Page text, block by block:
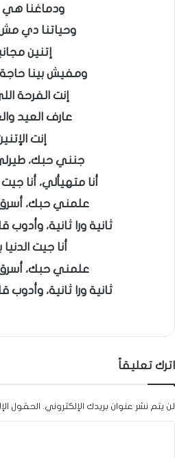
ودماغنا
وحياتنا دي
إتنين
ومفيش بينا
إنت الفرحة
عارف العيد
إنت
جنني حبك،
أنا متهيألي، أنا
علمني حبك، أسرق
ثانية ورا ثانية،
أنا جيت
علمني حبك، أسرق
ثانية ورا ثانية،
اترك تعليقاً
لن يتم نشر عنوان بريدك الإلكتروني. الحقول